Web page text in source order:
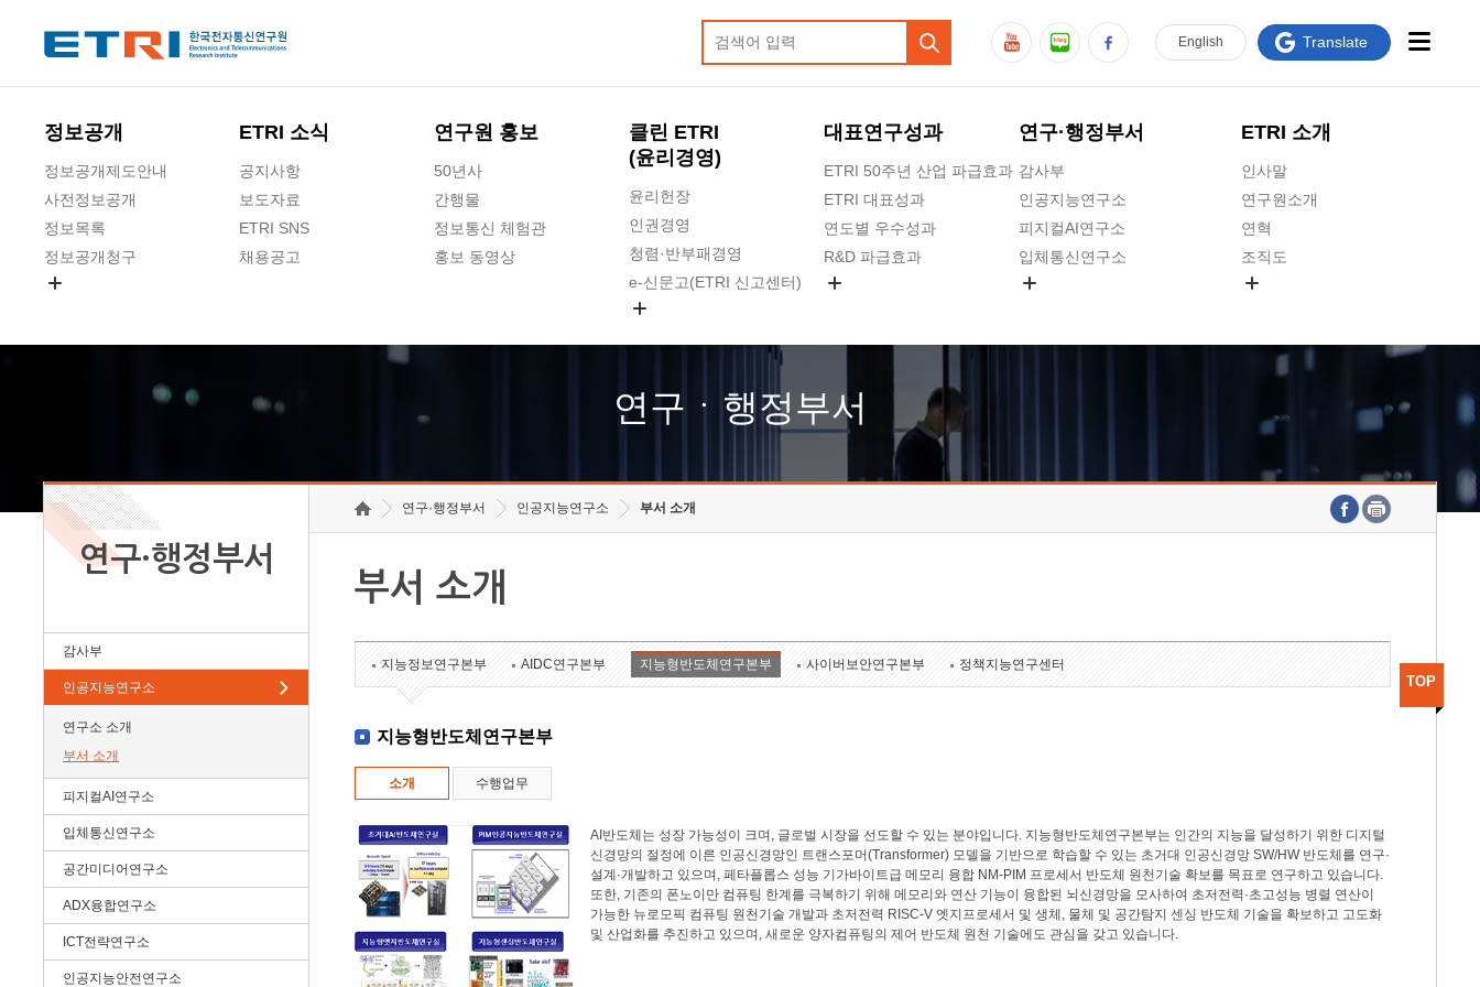
정보공개
정보공개제도안내
사전정보공개
정보목록
정보공개청구
ETRI 소식
공지사항
보도자료
ETRI SNS
채용공고
연구원 홍보
50년사
간행물
정보통신 체험관
홍보 동영상
클린 ETRI
(윤리경영)
윤리헌장
인권경영
청렴·반부패경영
e-신문고(ETRI 신고센터)
고객의소리
수의계약 현황
대표연구성과
ETRI 50주년 산업 파급효과
ETRI 대표성과
연도별 우수성과
R&D 파급효과
연구·행정부서
감사부
인공지능연구소
피지컬AI연구소
입체통신연구소
호남권연구본부
기획본부
ETRI 소개
인사말
연구원소개
연혁
조직도
연구원 고객헌장
주요업무연락처
English Translate
연구ㆍ행정부서
연구·행정부서
감사부
인공지능연구소
연구소 소개
부서 소개
피지컬AI연구소
입체통신연구소
공간미디어연구소
ADX융합연구소
ICT전략연구소
인공지능안전연구소
연구·행정부서 인공지능연구소 부서 소개
부서 소개
지능정보연구본부 AIDC연구본부 지능형반도체연구본부 사이버보안연구본부 정책지능연구센터
지능형반도체연구본부
소개 수행업무
AI반도체는 성장 가능성이 크며, 글로벌 시장을 선도할 수 있는 분야입니다. 지능형반도체연구본부는 인간의 지능을 달성하기 위한 디지털
신경망의 절정에 이른 인공신경망인 트랜스포머(Transformer) 모델을 기반으로 학습할 수 있는 초거대 인공신경망 SW/HW 반도체를 연구·
설계·개발하고 있으며, 페타플롭스 성능 기가바이트급 메모리 융합 NM-PIM 프로세서 반도체 원천기술 확보를 목표로 연구하고 있습니다.
또한, 기존의 폰노이만 컴퓨팅 한계를 극복하기 위해 메모리와 연산 기능이 융합된 뇌신경망을 모사하여 초저전력·초고성능 병렬 연산이
가능한 뉴로모픽 컴퓨팅 원천기술 개발과 초저전력 RISC-V 엣지프로세서 및 생체, 물체 및 공간탐지 센싱 반도체 기술을 확보하고 고도화
및 산업화를 추진하고 있으며, 새로운 양자컴퓨팅의 제어 반도체 원천 기술에도 관심을 갖고 있습니다.
TOP